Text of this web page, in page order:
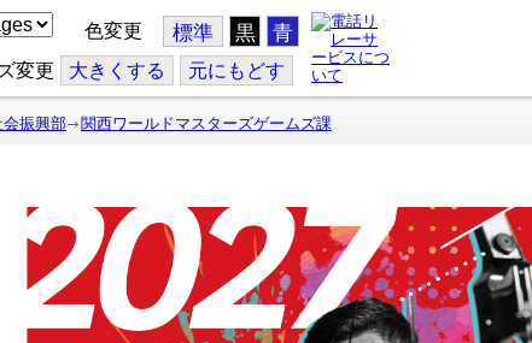
色変更 標準 黒 青
変更 大きくする 元にもどす
会振興部 関西ワールドマスターズゲームズ課